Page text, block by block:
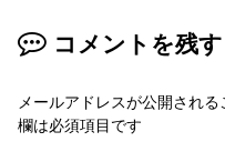
コメントを残す
メールアドレスが公開される
欄は必須項目です